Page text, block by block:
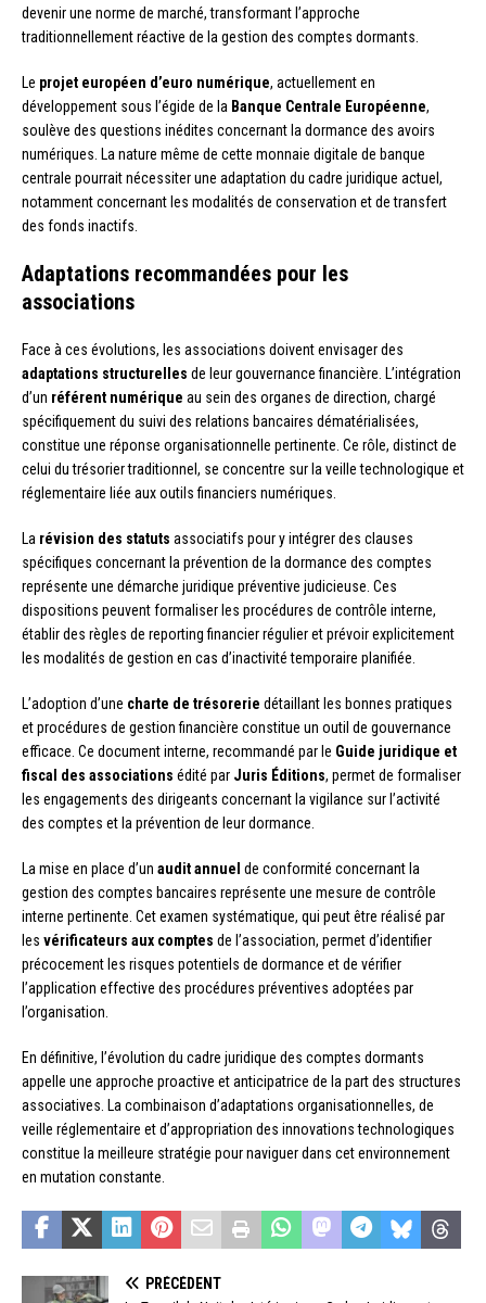
devenir une norme de marché, transformant l’approche
traditionnellement réactive de la gestion des comptes dormants.
Le projet européen d’euro numérique, actuellement en
développement sous l’égide de la Banque Centrale Européenne,
soulève des questions inédites concernant la dormance des avoirs
numériques. La nature même de cette monnaie digitale de banque
centrale pourrait nécessiter une adaptation du cadre juridique actuel,
notamment concernant les modalités de conservation et de transfert
des fonds inactifs.
Adaptations recommandées pour les
associations
Face à ces évolutions, les associations doivent envisager des
adaptations structurelles de leur gouvernance financière. L’intégration
d’un référent numérique au sein des organes de direction, chargé
spécifiquement du suivi des relations bancaires dématérialisées,
constitue une réponse organisationnelle pertinente. Ce rôle, distinct de
celui du trésorier traditionnel, se concentre sur la veille technologique et
réglementaire liée aux outils financiers numériques.
La révision des statuts associatifs pour y intégrer des clauses
spécifiques concernant la prévention de la dormance des comptes
représente une démarche juridique préventive judicieuse. Ces
dispositions peuvent formaliser les procédures de contrôle interne,
établir des règles de reporting financier régulier et prévoir explicitement
les modalités de gestion en cas d’inactivité temporaire planifiée.
L’adoption d’une charte de trésorerie détaillant les bonnes pratiques
et procédures de gestion financière constitue un outil de gouvernance
efficace. Ce document interne, recommandé par le Guide juridique et
fiscal des associations édité par Juris Éditions, permet de formaliser
les engagements des dirigeants concernant la vigilance sur l’activité
des comptes et la prévention de leur dormance.
La mise en place d’un audit annuel de conformité concernant la
gestion des comptes bancaires représente une mesure de contrôle
interne pertinente. Cet examen systématique, qui peut être réalisé par
les vérificateurs aux comptes de l’association, permet d’identifier
précocement les risques potentiels de dormance et de vérifier
l’application effective des procédures préventives adoptées par
l’organisation.
En définitive, l’évolution du cadre juridique des comptes dormants
appelle une approche proactive et anticipatrice de la part des structures
associatives. La combinaison d’adaptations organisationnelles, de
veille réglementaire et d’appropriation des innovations technologiques
constitue la meilleure stratégie pour naviguer dans cet environnement
en mutation constante.
PRÉCÉDENT